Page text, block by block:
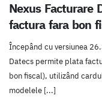
Nexus Facturare
factura fara bon
Începând cu versiunea
Datecs permite plata
bon fiscal), utilizând
modelele [...]